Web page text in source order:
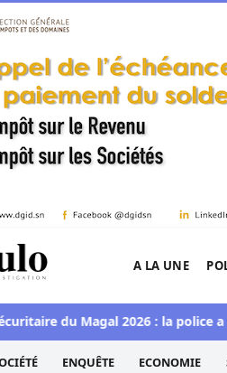
site d'information et
A LA UNE
du Magal 2026 : la police a saisi
ENQUÊTE ECONOMIE